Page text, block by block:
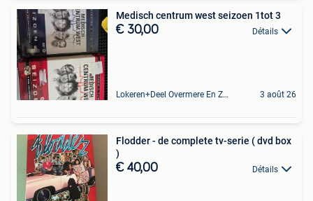
Medisch centrum west seizoen 1tot 3
€ 30,00 Détails
Lokeren+Deel Overmere En Zele 3 août 26
Flodder - de complete tv-serie ( dvd box
)
€ 40,00 Détails